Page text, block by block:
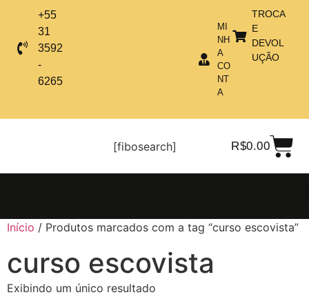
+55
31
3592
-
6265
MI
NH
A
CO
NT
A
TROCA
E
DEVOL
UÇÃO
[fibosearch] R$0.00
Início / Produtos marcados com a tag “curso escovista”
curso escovista
Exibindo um único resultado